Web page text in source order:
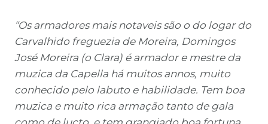
“Os armadores mais notaveis são o do logar do
Carvalhido freguezia de Moreira, Domingos
José Moreira (o Clara) é armador e mestre da
muzica da Capella há muitos annos, muito
conhecido pelo labuto e habilidade. Tem boa
muzica e muito rica armação tanto de gala